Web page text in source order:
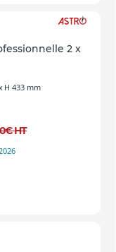
2 x
H 433 mm
€HT